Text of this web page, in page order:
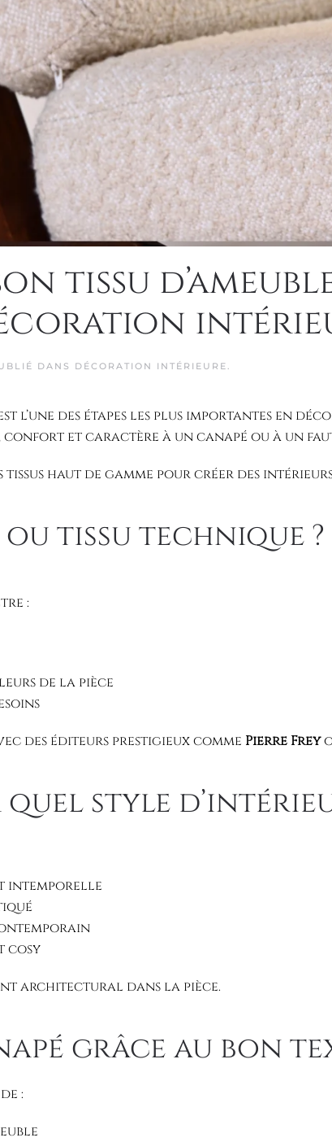
tissu
DANS DÉCORATION INTÉRIEURE.
l’une des étapes les plus importantes en
confort et caractère à un canapé ou à un
tissus haut de gamme pour créer des
tissu technique ?
:
de la pièce
des éditeurs prestigieux comme Pierre Frey
style
intemporelle
cosy
architectural dans la pièce.
grâce au bon
: